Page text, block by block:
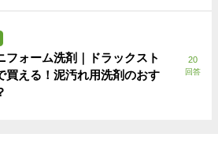
フォーム洗剤｜ドラックスト
買える！泥汚れ用洗剤のおす
20
回答